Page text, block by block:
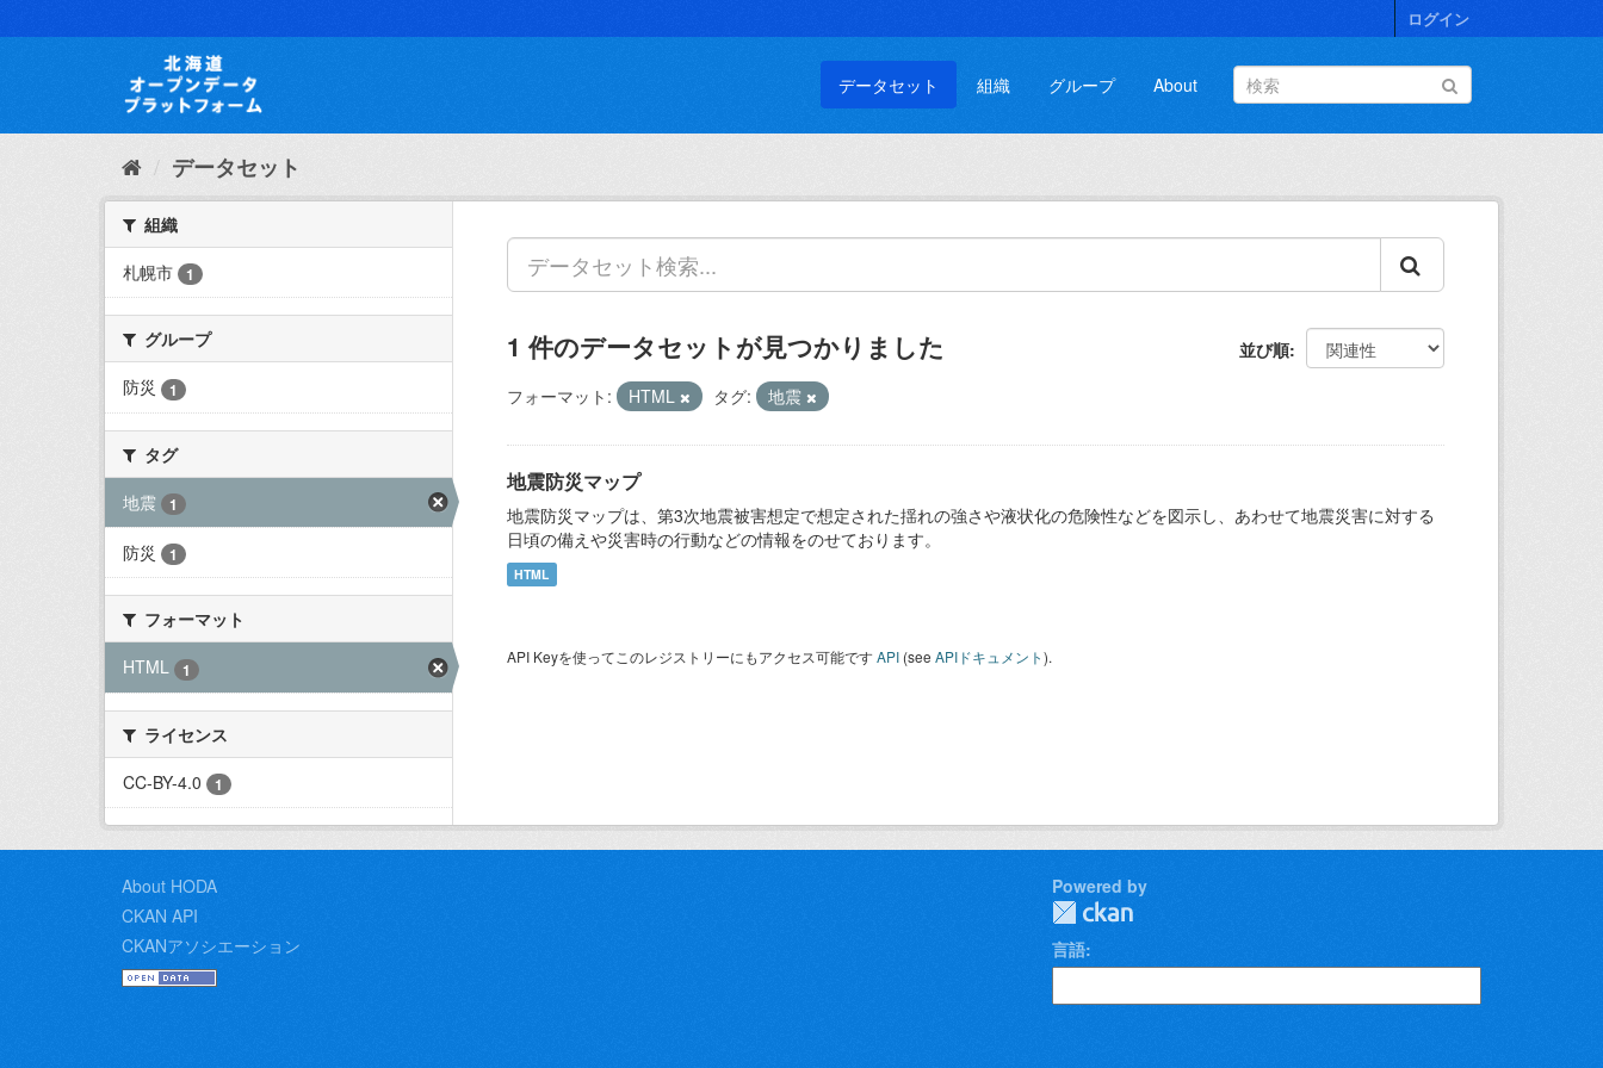
キ
て
ログイン
データセット 組織 グループ About
データセット
組織
札幌市
1
グループ
防災
1
タグ
地震
1
防災 1
フォーマット
HTML
1
ライセンス
CC-BY-4.0
1
並び順
1 件のデータセットが見つかりました
フォーマット: HTML タグ: 地震
地震防災マップ
地震防災マップは、第3次地震被害想定で想定された揺れの強さや液状化の危険性などを図示し、あわせて地震災害に対する
日頃の備えや災害時の行動などの情報をのせております。
HTML
API Keyを使ってこのレジストリーにもアクセス可能ですAPI (see APIドキュメント).
About HODA
CKAN API
CKANアソシエーション
Powered by
言語